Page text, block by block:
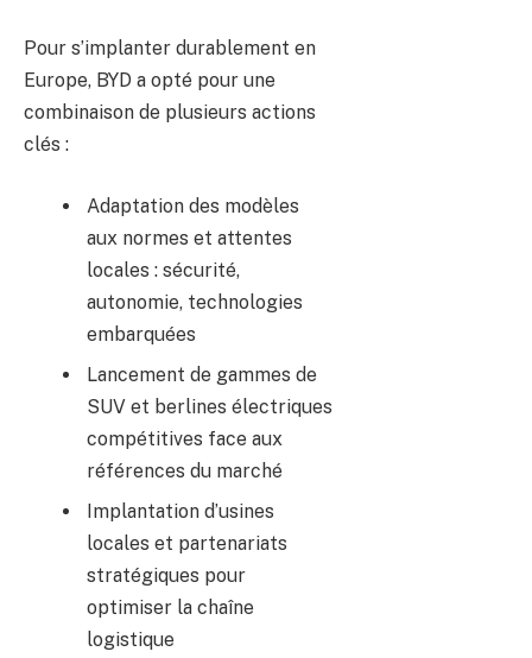
Pour s’implanter durablement en
Europe, BYD a opté pour une
combinaison de plusieurs actions
clés :
Adaptation des modèles
aux normes et attentes
locales : sécurité,
autonomie, technologies
embarquées
Lancement de gammes de
SUV et berlines électriques
compétitives face aux
références du marché
Implantation d’usines
locales et partenariats
stratégiques pour
optimiser la chaîne
logistique